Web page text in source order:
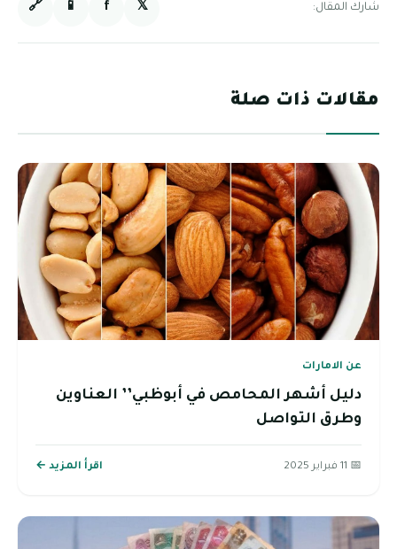
شارك المقال: 𝕏
f
📱
🔗
مقالات ذات صلة
عن الامارات
دليل أشهر المحامص في أبوظبي’’ العناوين
وطرق التواصل
📅 11 فبراير 2025 اقرأ المزيد ←